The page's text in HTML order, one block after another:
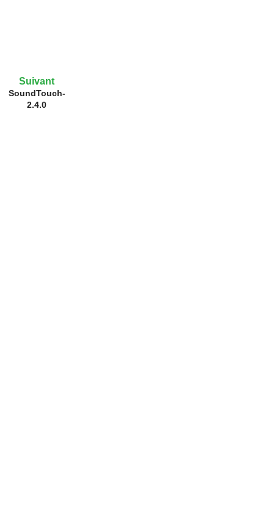
Suivant
SoundTouch-
2.4.0